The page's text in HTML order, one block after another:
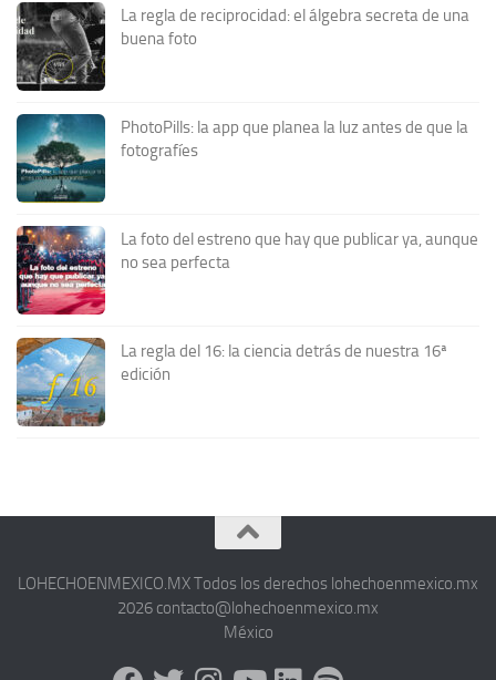
La regla de reciprocidad: el álgebra secreta de una
buena foto
PhotoPills: la app que planea la luz antes de que la
fotografíes
La foto del estreno que hay que publicar ya, aunque
no sea perfecta
La regla del 16: la ciencia detrás de nuestra 16ª
edición
LOHECHOENMEXICO.MX Todos los derechos lohechoenmexico.mx
2026 contacto@lohechoenmexico.mx
México